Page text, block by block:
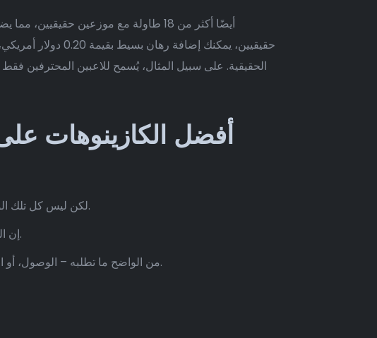
أفضل الكازينوهات على
لكن ليس كل تلك الولايات لديها احتمال ضئيل لتقنين المقامرة عبر الإنترنت، بالإضافة إلى المراهنات الرياضية عبر الإنترنت.
إن الجمع بين أسلوب اللعب و عنصر الحظ في اللعبة بشكل عام يجعلها تحظى بشعبية كبيرة بين المشاركين.
من الواضح ما تطلبه – الوصول، أو الإزالة، أو التعديل، أو إلغاء الطلب – يجب عليك تضمين جميع رسائل البريد الإلكتروني المرتبطة بحسابك.